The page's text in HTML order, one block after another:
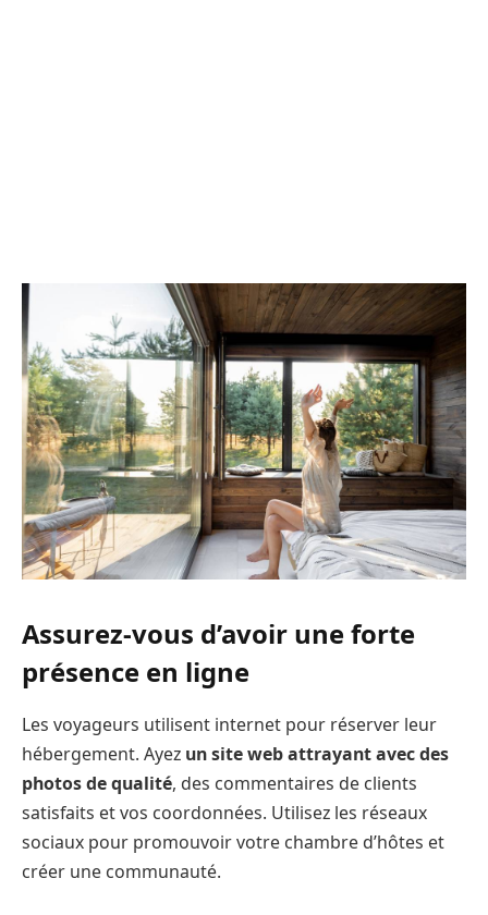
Assurez-vous d’avoir une forte
présence en ligne
Les voyageurs utilisent internet pour réserver leur
hébergement. Ayez un site web attrayant avec des
photos de qualité, des commentaires de clients
satisfaits et vos coordonnées. Utilisez les réseaux
sociaux pour promouvoir votre chambre d’hôtes et
créer une communauté.